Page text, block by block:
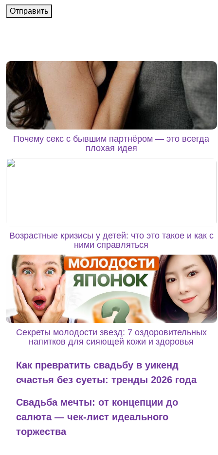
Отправить
Почему секс с бывшим партнёром — это всегда
плохая идея
Возрастные кризисы у детей: что это такое и как с
ними справляться
Секреты молодости звезд: 7 оздоровительных
напитков для сияющей кожи и здоровья
Как превратить свадьбу в уикенд
счастья без суеты: тренды 2026 года
Свадьба мечты: от концепции до
салюта — чек-лист идеального
торжества